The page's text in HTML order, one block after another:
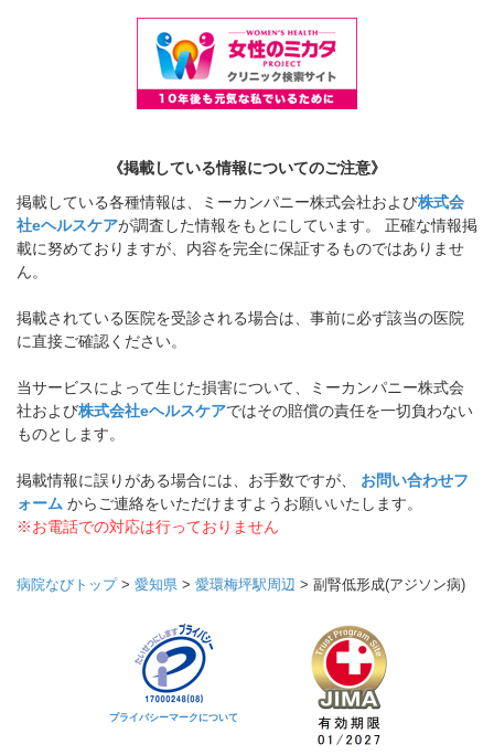
《掲載している情報についてのご注意》
掲載している各種情報は、ミーカンパニー株式会社および株式会
社eヘルスケアが調査した情報をもとにしています。 正確な情報掲
載に努めておりますが、内容を完全に保証するものではありませ
ん。
掲載されている医院を受診される場合は、事前に必ず該当の医院
に直接ご確認ください。
当サービスによって生じた損害について、ミーカンパニー株式会
社および株式会社eヘルスケアではその賠償の責任を一切負わない
ものとします。
掲載情報に誤りがある場合には、お手数ですが、 お問い合わせフ
ォーム からご連絡をいただけますようお願いいたします。
※お電話での対応は行っておりません
病院なびトップ> 愛知県 > 愛環梅坪駅周辺 > 副腎低形成(アジソン病)
プライバシーマークについて